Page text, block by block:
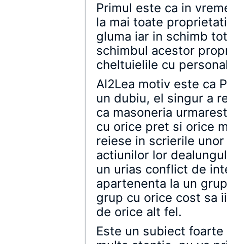
Primul este ca in
la mai toate
gluma iar in schimb
schimbul acestor
cheltuielile cu
Al2Lea motiv este ca
un dubiu, el singur a
ca masoneria
cu orice pret si orice
reiese in scrierile
actiunilor lor
un urias conflict de
apartenenta la un
grup cu orice cost sa
de orice alt fel.
Este un subiect